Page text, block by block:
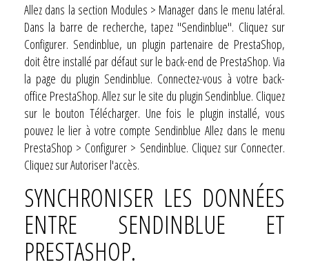
Allez dans la section Modules > Manager dans le menu latéral.
Dans la barre de recherche, tapez "Sendinblue". Cliquez sur
Configurer. Sendinblue, un plugin partenaire de PrestaShop,
doit être installé par défaut sur le back-end de PrestaShop. Via
la page du plugin Sendinblue. Connectez-vous à votre back-
office PrestaShop. Allez sur le site du plugin Sendinblue. Cliquez
sur le bouton Télécharger. Une fois le plugin installé, vous
pouvez le lier à votre compte Sendinblue Allez dans le menu
PrestaShop > Configurer > Sendinblue. Cliquez sur Connecter.
Cliquez sur Autoriser l'accès.
SYNCHRONISER LES DONNÉES
ENTRE SENDINBLUE ET
PRESTASHOP.